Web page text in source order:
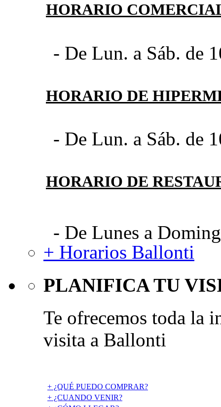
HORARIO
- De Lun. a Sáb. de
HORARIO DE
- De Lun. a Sáb. de
HORARIO DE
- De Lunes a
+ Horarios Ballonti
PLANIFICA TU
Te ofrecemos toda la
visita a Ballonti
+ ¿QUÉ PUEDO COMPRAR?
+ ¿CUANDO VENIR?